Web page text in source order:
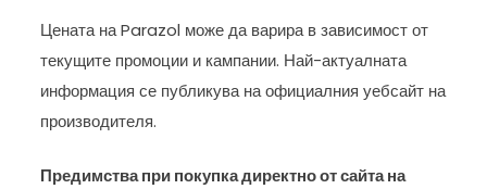
Цената на Parazol може да варира в зависимост от
текущите промоции и кампании. Най-актуалната
информация се публикува на официалния уебсайт на
производителя.
Предимства при покупка директно от сайта на